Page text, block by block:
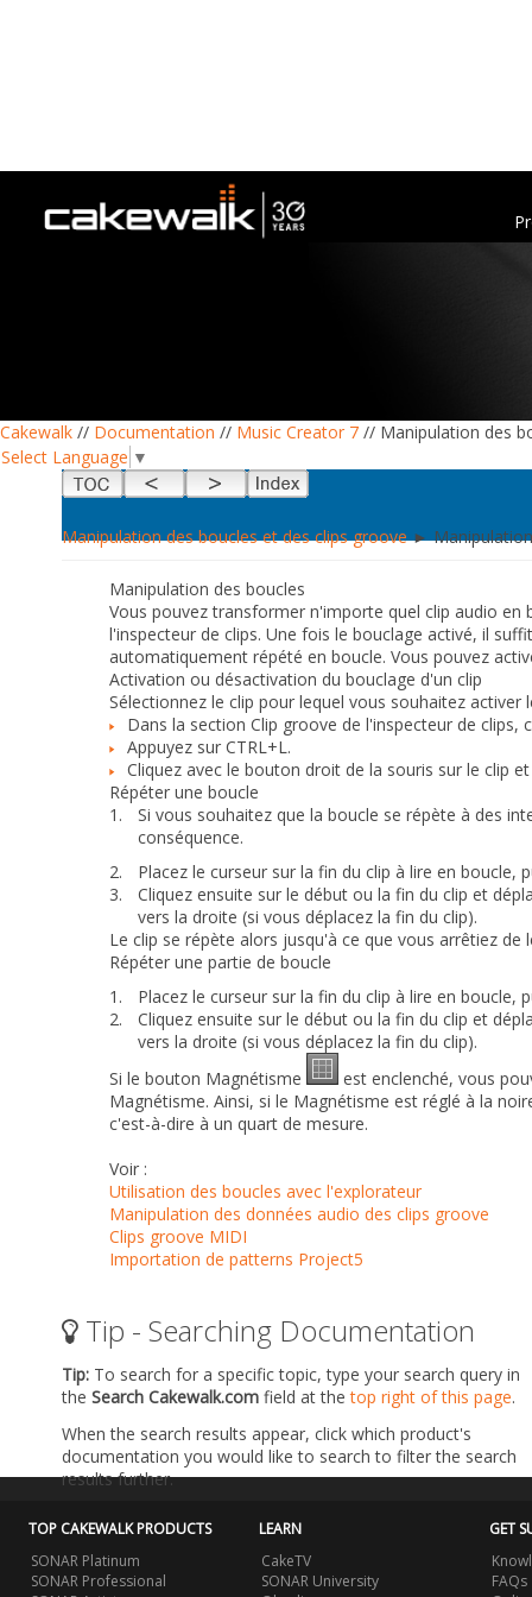
Cakewalk // Documentation // Music Creator 7 // Manipulation des
Select Language ▼
Manipulation des boucles et des clips groove►
Manipulation des boucles
Vous pouvez transformer n'importe quel clip audio en
l'inspecteur de clips. Une fois le bouclage activé, il
automatiquement répété en boucle. Vous pouvez
Activation ou désactivation du bouclage d'un clip
Sélectionnez le clip pour lequel vous souhaitez activer
Dans la section Clip groove de l'inspecteur de clips,
Appuyez sur CTRL+L.
Cliquez avec le bouton droit de la souris sur le clip
Répéter une boucle
1.
Si vous souhaitez que la boucle se répète à des
conséquence.
2.
Placez le curseur sur la fin du clip à lire en
3.
Cliquez ensuite sur le début ou la fin du clip et
vers la droite (si vous déplacez la fin du clip).
Le clip se répète alors jusqu'à ce que vous arrêtiez de
Répéter une partie de boucle
1.
Placez le curseur sur la fin du clip à lire en
2.
Cliquez ensuite sur le début ou la fin du clip et
vers la droite (si vous déplacez la fin du clip).
Si le bouton Magnétisme
est enclenché, vous
Magnétisme. Ainsi, si le Magnétisme est réglé à la
c'est-à-dire à un quart de mesure.
Voir :
Utilisation des boucles avec l'explorateur
Manipulation des données audio des clips groove
Clips groove MIDI
Importation de patterns Project5
Tip - Searching Documentation
Tip: To search for a specific topic, type your search query in
the Search Cakewalk.com field at thetop right of this page.
When the search results appear, click which product's
documentation you would like to search to filter the search
results further.
TOP CAKEWALK PRODUCTS
SONAR Platinum
SONAR Professional
LEARN
CakeTV
SONAR University
GET
FAQs